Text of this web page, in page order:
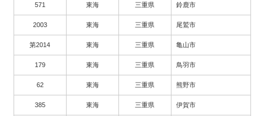
571 東海 三重県 鈴鹿市
2003 東海 三重県 尾鷲市
第2014 東海 三重県 亀山市
179 東海 三重県 鳥羽市
62 東海 三重県 熊野市
385 東海 三重県 伊賀市